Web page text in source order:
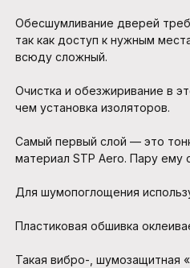
Обесшумливание дверей
так как доступ к нужным
всюду сложный.
Очистка и обезжиривание в
чем установка изоляторов.
Самый первый слой — это
материал STP Aero. Пару ему
Для шумопоглощения
Пластиковая обшивка
Такая вибро-, шумозащитная